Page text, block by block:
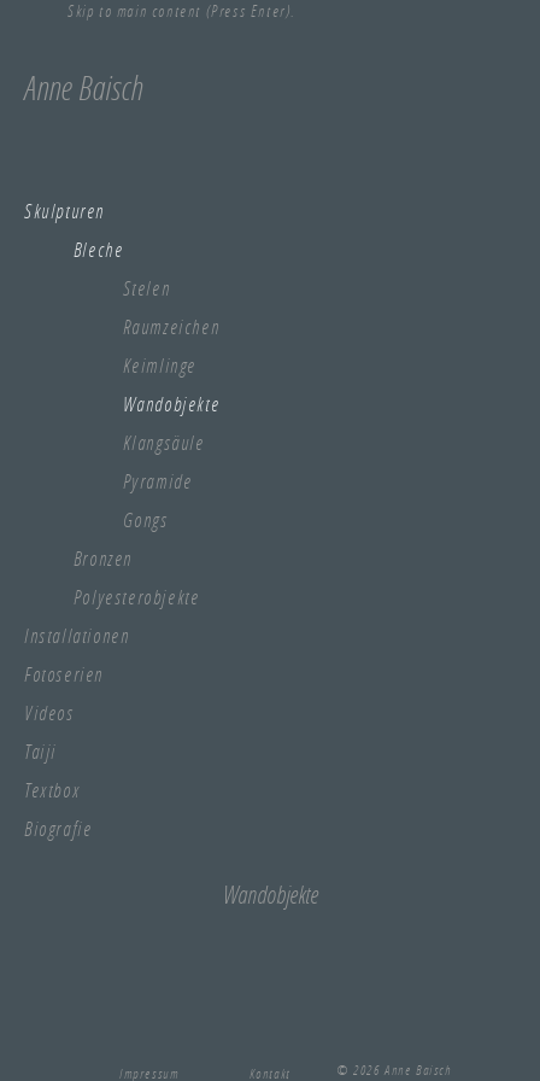
Skip to main content (Press Enter).
Anne Baisch
Skulpturen
Bleche
Stelen
Raumzeichen
Keimlinge
Wandobjekte
Klangsäule
Pyramide
Gongs
Bronzen
Polyesterobjekte
Installationen
Fotoserien
Videos
Taiji
Textbox
Biografie
Wandobjekte
Kontakt
Impressum © 2026 Anne Baisch